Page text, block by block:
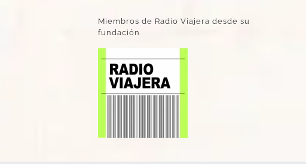
Miembros de Radio Viajera desde su
fundación